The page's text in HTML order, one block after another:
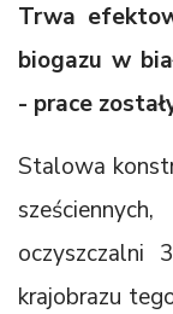
Trwa
biogazu w
- prace
Stalowa
krajobrazu